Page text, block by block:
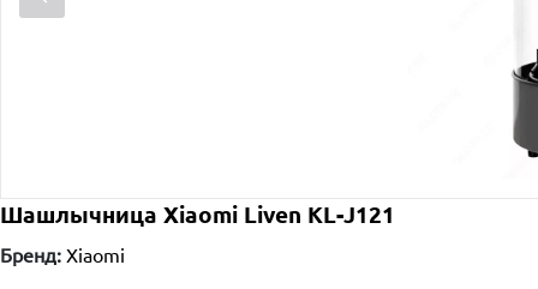
Шашлычница Xiaomi Liven KL-J121
Бренд: Xiaomi